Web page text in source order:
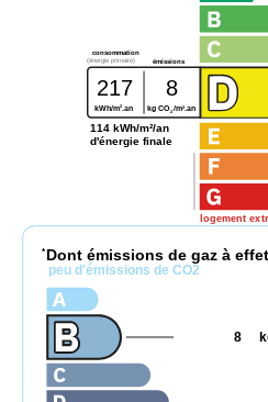
logement
consommation
émissions
(énergie primaire)
217 8
kWh/m2.an kg CO2 /m2 .an
114 kWh/m²/an
d'énergie finale
* Dont émissions de gaz à
peu d'émissions de CO2
8